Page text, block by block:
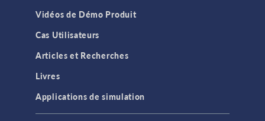
Vidéos de Démo Produit
Cas Utilisateurs
Articles et Recherches
Livres
Applications de simulation